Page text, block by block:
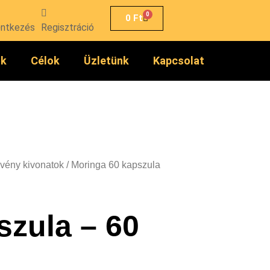
Regisztráció
0 Ft 0
Célok Üzletünk Kapcsolat
kivonatok / Moringa 60 kapszula
– 60